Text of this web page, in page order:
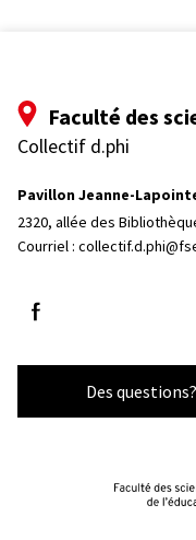
Faculté des
Collectif d.phi
Pavillon Jeanne-
2320, allée des
Courriel :
Suivez-nous sur Facebook
Des questions?